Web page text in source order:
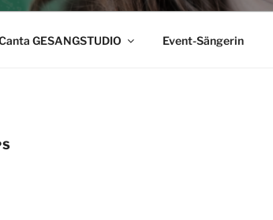
GESANGSTUDIO Event-Sängerin